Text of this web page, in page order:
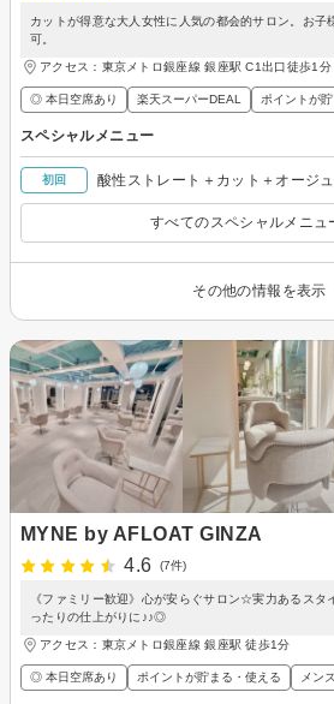
カットが得意な大人女性に人気の都会的サロン。お子
可。
アクセス：東京メトロ銀座線 銀座駅 C1出口徒歩1分
◎ 本日空席あり 楽天スーパーDEAL ポイントが
スペシャルメニュー
初回 酸性ストレート＋カット＋オージ
すべてのスペシャルメニュ
その他の情報を表示
MYNE by AFLOAT GINZA
4.6
(7件)
《ファミリー歓迎》心が安らぐサロン☆実力あるスタ
ったりの仕上がりに♪♪◎
アクセス：東京メトロ銀座線 銀座駅 徒歩1分
◎ 本日空席あり ポイントが貯まる・使える メン